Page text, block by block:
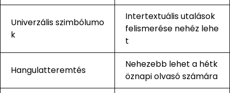
Univerzális szimbólumo
k
Intertextuális utalások
felismerése nehéz lehe
t
Hangulatteremtés
Nehezebb lehet a hétk
öznapi olvasó számára